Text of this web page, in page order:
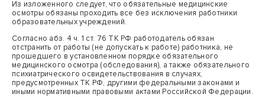
Из изложенного следует, что обязательные медицинские
осмотры обязаны проходить все без исключения работники
образовательных учреждений.
Согласно абз. 4 ч. 1 ст. 76 ТК РФ работодатель обязан
отстранить от работы (не допускать к работе) работника, не
прошедшего в установленном порядке обязательного
медицинского осмотра (обследования), а также обязательного
психиатрического освидетельствования в случаях,
предусмотренных ТК РФ, другими федеральными законами и
иными нормативными правовыми актами Российской Федерации.